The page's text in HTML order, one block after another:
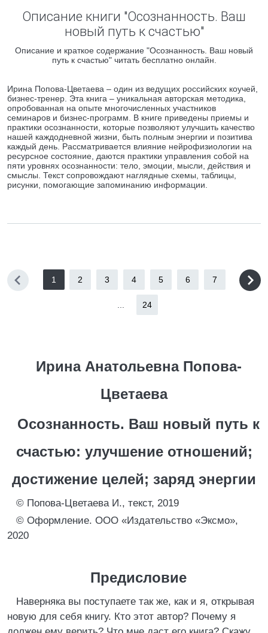
Описание книги "Осознанность. Ваш
новый путь к счастью"
Описание и краткое содержание "Осознанность. Ваш новый
путь к счастью" читать бесплатно онлайн.
Ирина Попова-Цветаева – один из ведущих российских коучей,
бизнес-тренер. Эта книга – уникальная авторская методика,
опробованная на опыте многочисленных участников
семинаров и бизнес-программ. В книге приведены приемы и
практики осознанности, которые позволяют улучшить качество
нашей каждодневной жизни, быть полным энергии и позитива
каждый день. Рассматривается влияние нейрофизиологии на
ресурсное состояние, даются практики управления собой на
пяти уровнях осознанности: тело, эмоции, мысли, действия и
смыслы. Текст сопровождают наглядные схемы, таблицы,
рисунки, помогающие запоминанию информации.
1 2 3 4 5 6 7
24
Ирина Анатольевна Попова-
Цветаева
Осознанность. Ваш новый путь к
счастью: улучшение отношений;
достижение целей; заряд энергии
© Попова-Цветаева И., текст, 2019
© Оформление. ООО «Издательство «Эксмо»,
2020
Предисловие
Наверняка вы поступаете так же, как и я, открывая
новую для себя книгу. Кто этот автор? Почему я